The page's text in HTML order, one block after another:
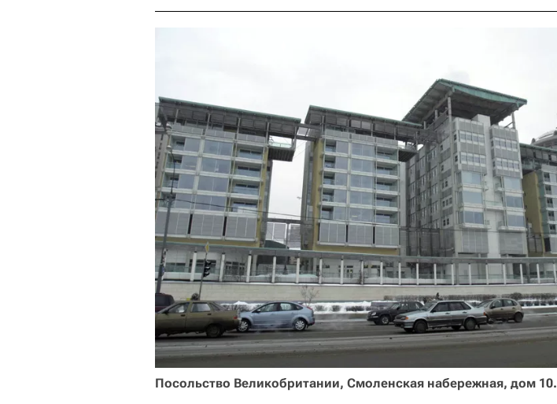
Посольство Великобритании, Смоленская набережная, дом 10.